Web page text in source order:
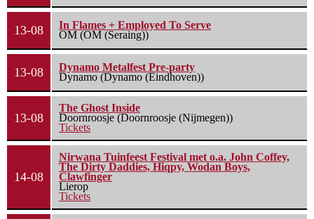
13-08
In Flames + Employed To Serve
OM (OM (Seraing))
13-08
Dynamo Metalfest Pre-party
Dynamo (Dynamo (Eindhoven))
13-08
The Ghost Inside
Doornroosje (Doornroosje (Nijmegen))
Tickets
14-08
Nirwana Tuinfeest Festival met o.a. John Coffey,
The Dirty Daddies, Hiqpy, Wodan Boys,
Clawfinger
Lierop
Tickets